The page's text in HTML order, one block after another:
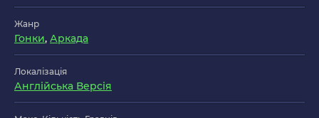
Жанр
Гонки, Аркада
Локалізація
Англійська Версія